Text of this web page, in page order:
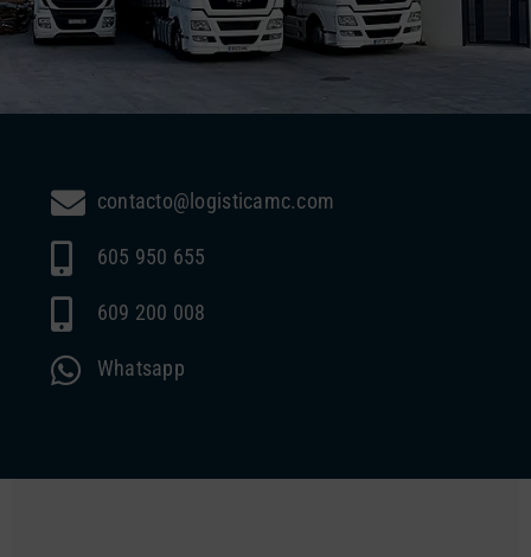
contacto@logisticamc.com
605 950 655
609 200 008
Whatsapp